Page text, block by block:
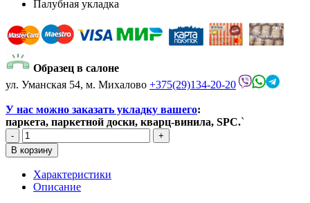
Палубная укладка
Образец в салоне
ул. Уманская 54, м. Михалово +375(29)134-20-20
У нас можно заказать укладку вашего:
паркета, паркетной доски, кварц-винила, SPC.`
Характеристики
Описание